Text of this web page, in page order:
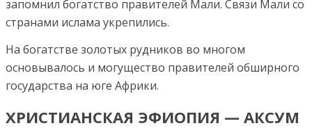
запомнил богатство правителей Мали. Связи Мали со
странами ислама укрепились.
На богатстве золотых рудников во многом
основывалось и могущество правителей обширного
государства на юге Африки.
ХРИСТИАНСКАЯ ЭФИОПИЯ — АКСУМ